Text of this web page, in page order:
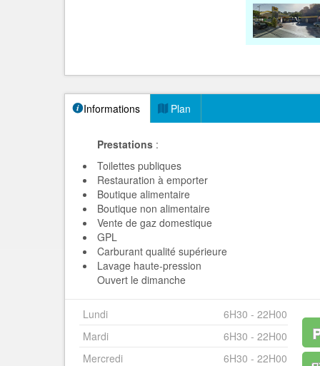
Informations Plan
Prestations :
Toilettes publiques
Restauration à emporter
Boutique alimentaire
Boutique non alimentaire
Vente de gaz domestique
GPL
Carburant qualité supérieure
Lavage haute-pression
Ouvert le dimanche
Lundi
6H30 - 22H00
Mardi
6H30 - 22H00
Mercredi
6H30 - 22H00